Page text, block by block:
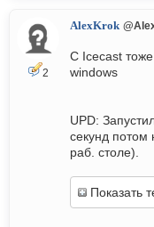
2
AlexKrok
C Icecast
windows
UPD:
секунд потом
раб. столе).
Показать